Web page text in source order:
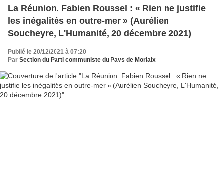
La Réunion. Fabien Roussel : « Rien ne justifie
les inégalités en outre-mer » (Aurélien
Soucheyre, L'Humanité, 20 décembre 2021)
Publié le 20/12/2021 à 07:20
Par Section du Parti communiste du Pays de Morlaix